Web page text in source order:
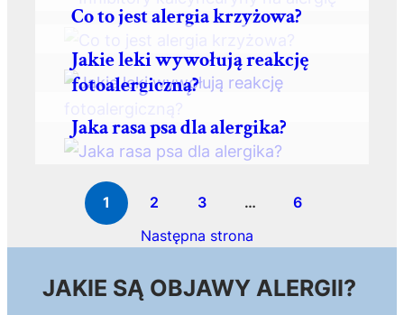
Co to jest alergia krzyżowa?
Jakie leki wywołują reakcję
fotoalergiczną?
Jaka rasa psa dla alergika?
1 2 3 …
6
Następna strona
JAKIE SĄ OBJAWY ALERGII?